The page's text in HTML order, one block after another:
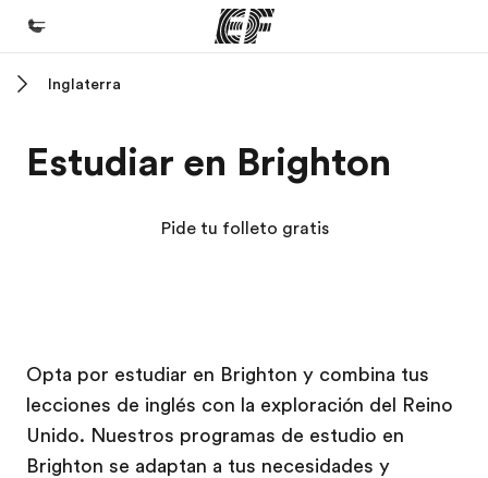
Programas
Quiénes somos
Trabajos
Únete al equipo
Inglaterra
Estudiar en Brighton
Pide tu folleto gratis
Opta por estudiar en Brighton y combina tus
lecciones de inglés con la exploración del Reino
Unido. Nuestros programas de estudio en
Brighton se adaptan a tus necesidades y